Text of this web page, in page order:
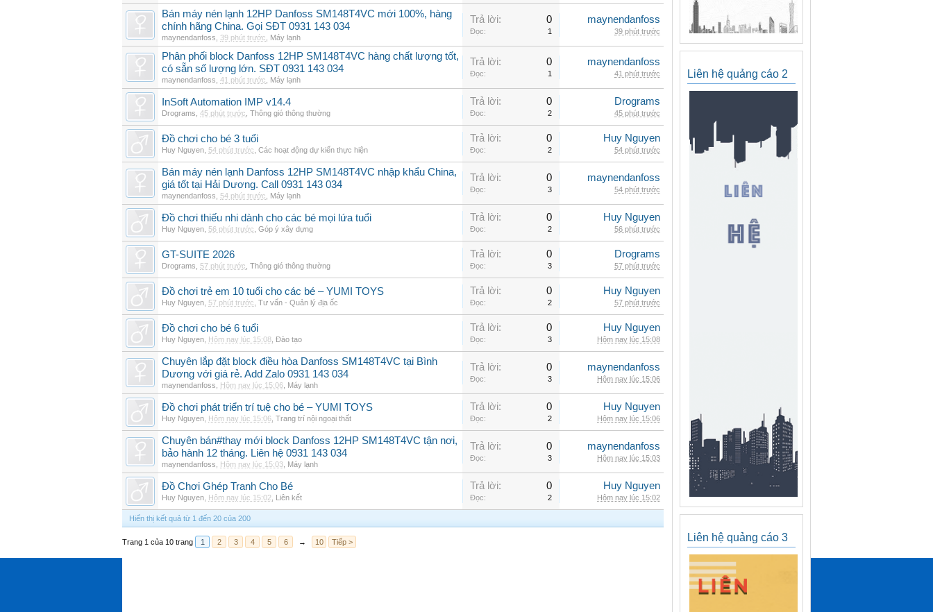
Bán máy nén lạnh 12HP Danfoss SM148T4VC mới 100%, hàng
chính hãng China. Gọi SĐT 0931 143 034
maynendanfoss 39 phút trước Máy lạnh
Trả lời: 0
Đọc: 1
maynendanfoss
39 phút trước
Phân phối block Danfoss 12HP SM148T4VC hàng chất lượng tốt,
có sẵn số lượng lớn. SĐT 0931 143 034
maynendanfoss 41 phút trước Máy lạnh
Trả lời: 0
Đọc: 1
maynendanfoss
41 phút trước
InSoft Automation IMP v14.4
Drograms 45 phút trước Thông gió thông thường
Trả lời: 0
Đọc: 2
Drograms
45 phút trước
Đồ chơi cho bé 3 tuổi
Huy Nguyen 54 phút trước Các hoạt động dự kiến thực hiện
Trả lời: 0
Đọc: 2
Huy Nguyen
54 phút trước
Bán máy nén lạnh Danfoss 12HP SM148T4VC nhập khẩu China,
giá tốt tại Hải Dương. Call 0931 143 034
maynendanfoss 54 phút trước Máy lạnh
Trả lời: 0
Đọc: 3
maynendanfoss
54 phút trước
Đồ chơi thiếu nhi dành cho các bé mọi lứa tuổi
Huy Nguyen 56 phút trước Góp ý xây dựng
Trả lời: 0
Đọc: 2
Huy Nguyen
56 phút trước
GT-SUITE 2026
Drograms 57 phút trước Thông gió thông thường
Trả lời: 0
Đọc: 3
Drograms
57 phút trước
Đồ chơi trẻ em 10 tuổi cho các bé – YUMI TOYS
Huy Nguyen 57 phút trước Tư vấn - Quản lý địa ốc
Trả lời: 0
Đọc: 2
Huy Nguyen
57 phút trước
Đồ chơi cho bé 6 tuổi
Huy Nguyen Hôm nay lúc 15:08 Đào tạo
Trả lời: 0
Đọc: 3
Huy Nguyen
Hôm nay lúc 15:08
Chuyên lắp đặt block điều hòa Danfoss SM148T4VC tại Bình
Dương với giá rẻ. Add Zalo 0931 143 034
maynendanfoss Hôm nay lúc 15:06 Máy lạnh
Trả lời: 0
Đọc: 3
maynendanfoss
Hôm nay lúc 15:06
Đồ chơi phát triển trí tuệ cho bé – YUMI TOYS
Huy Nguyen Hôm nay lúc 15:06 Trang trí nội ngoại thất
Trả lời: 0
Đọc: 2
Huy Nguyen
Hôm nay lúc 15:06
Chuyên bán#thay mới block Danfoss 12HP SM148T4VC tận nơi,
bảo hành 12 tháng. Liên hệ 0931 143 034
maynendanfoss Hôm nay lúc 15:03 Máy lạnh
Trả lời: 0
Đọc: 3
maynendanfoss
Hôm nay lúc 15:03
Đồ Chơi Ghép Tranh Cho Bé
Huy Nguyen Hôm nay lúc 15:02 Liên kết
Trả lời: 0
Đọc: 2
Huy Nguyen
Hôm nay lúc 15:02
Hiển thị kết quả từ 1 đến 20 của 200
Trang 1 của 10 trang 1 2 3 4 5 6 → 10 Tiếp >
Liên hệ quảng cáo 2
Liên hệ quảng cáo 3